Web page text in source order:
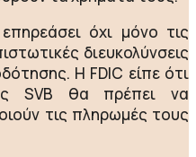
όχι μόνο τις
διευκολύνσεις
Η FDIC είπε ότι
SVB θα πρέπει να
τις πληρωμές τους